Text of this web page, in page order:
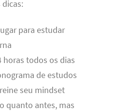
para estudar
horas todos os dias
de estudos
seu mindset
quanto antes, mas